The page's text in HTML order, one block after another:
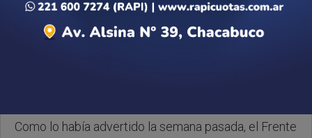
Como lo había advertido la semana pasada, el Frente